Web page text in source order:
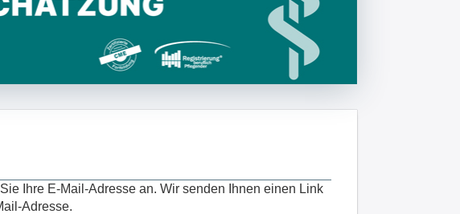
Ihre E-Mail-Adresse an. Wir senden Ihnen einen Link
Adresse.